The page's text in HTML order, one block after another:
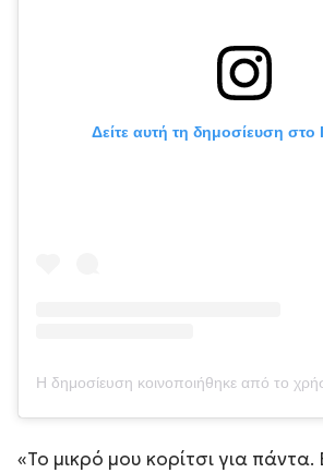
Δείτε αυτή τη δημοσίευση
«Το μικρό μου κορίτσι για πάντα.